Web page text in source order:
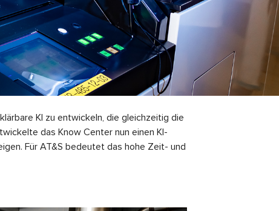
KI zu entwickeln, die gleichzeitig die
das Know Center nun einen KI-
Für AT&S bedeutet das hohe Zeit- und